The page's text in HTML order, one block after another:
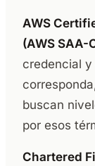
AWS
(AWS SAA-
credencial
buscan
por esos
Chartered